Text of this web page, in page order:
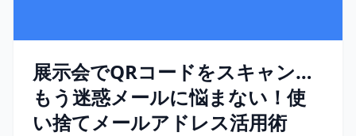
展示会でQRコードをスキャン…
もう迷惑メールに悩まない！使
い捨てメールアドレス活用術